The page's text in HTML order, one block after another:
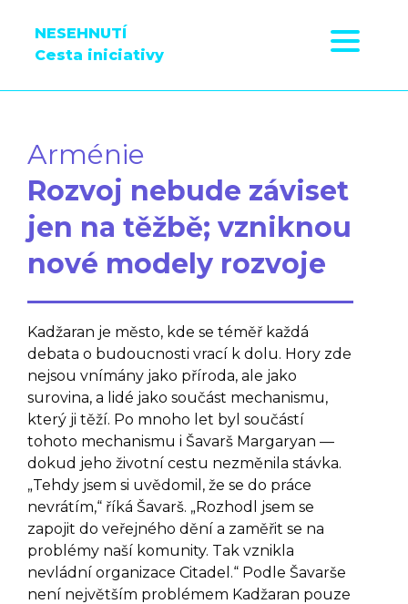
NESEHNUTÍ
Cesta iniciativy
Arménie
Rozvoj nebude záviset
jen na těžbě; vzniknou
nové modely rozvoje
Kadžaran je město, kde se téměř každá
debata o budoucnosti vrací k dolu. Hory zde
nejsou vnímány jako příroda, ale jako
surovina, a lidé jako součást mechanismu,
který ji těží. Po mnoho let byl součástí
tohoto mechanismu i Šavarš Margaryan —
dokud jeho životní cestu nezměnila stávka.
„Tehdy jsem si uvědomil, že se do práce
nevrátím,“ říká Šavarš. „Rozhodl jsem se
zapojit do veřejného dění a zaměřit se na
problémy naší komunity. Tak vznikla
nevládní organizace Citadel.“ Podle Šavarše
není největším problémem Kadžaran pouze